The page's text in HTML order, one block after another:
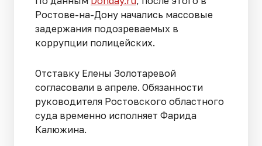
Ростове-на-Дону начались массовые
задержания подозреваемых в
коррупции полицейских.
Отставку Елены Золотаревой
согласовали в апреле. Обязанности
руководителя Ростовского областного
суда временно исполняет Фарида
Калюжина.